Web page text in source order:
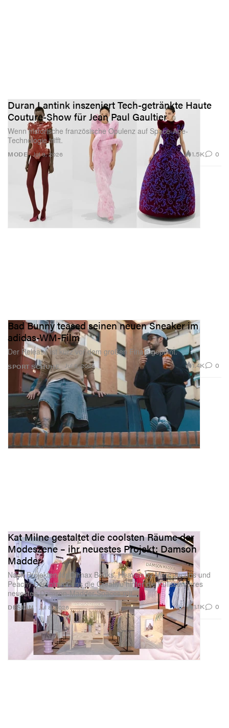
MODE
Duran Lantink inszeniert Tech-getränkte Haute
Couture-Show für Jean Paul Gaultier
Wenn historische französische Opulenz auf Space-Age-
Technologie trifft.
Jul 9, 2026 1.5K 0
SPORT SCHUHE
Bad Bunny teased seinen neuen Sneaker im
adidas-WM-Film
Der Release ist kurz vor dem großen Finale geplant.
Jul 8, 2026 1.4K 0
DESIGN
Kat Milne gestaltet die coolsten Räume der
Modeszene – ihr neuestes Projekt: Damson
Madder
Nach Projekten für Climax Books, Heaven by Marc Jacobs und
Peachy Den nimmt uns die Creative hinter die Kulissen ihres
neuesten Damson‑Madder-Spaces mit.
Jul 8, 2026 1.1K 0